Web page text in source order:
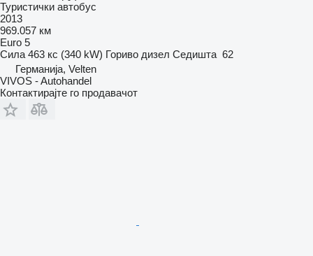
Туристички автобус
2013
969.057 км
Euro 5
Сила 463 кс (340 kW) Гориво дизел Седишта 62
Германија, Velten
VIVOS - Autohandel
Контактирајте го продавачот